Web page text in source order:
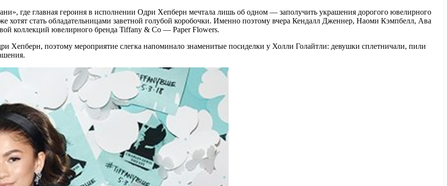
где главная героиня в исполнении Одри Хепберн мечтала лишь об одном — заполучить украшения дорогого ювелирного
хотят стать обладательницами заветной голубой коробочки. Именно поэтому вчера Кендалл Дженнер, Наоми Кэмпбелл, Ава
коллекций ювелирного бренда Tiffany & Co — Paper Flowers.
Хепберн, поэтому мероприятие слегка напоминало знаменитые посиделки у Холли Голайтли: девушки сплетничали, пили